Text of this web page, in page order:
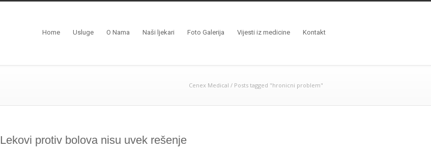
Home Usluge O Nama Naši ljekari Foto Galerija Vijesti iz medicine Kontakt
Cenex Medical / Posts tagged "hronicni problem"
Lekovi protiv bolova nisu uvek rešenje